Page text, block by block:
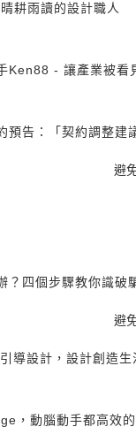
耕雨讀的設計職人
Ken88 - 讓產業被看
預告：「契約調整建
避
？四個步驟教你識破
避
導設計，設計創造生
，動腦動手都高效